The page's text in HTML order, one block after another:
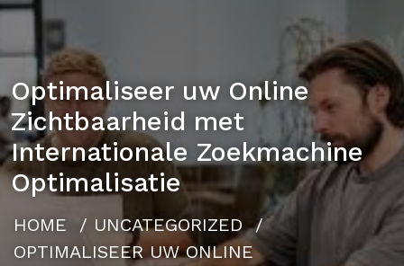
Optimaliseer uw Online
Zichtbaarheid met
Internationale Zoekmachine
Optimalisatie
HOME / UNCATEGORIZED /
OPTIMALISEER UW ONLINE